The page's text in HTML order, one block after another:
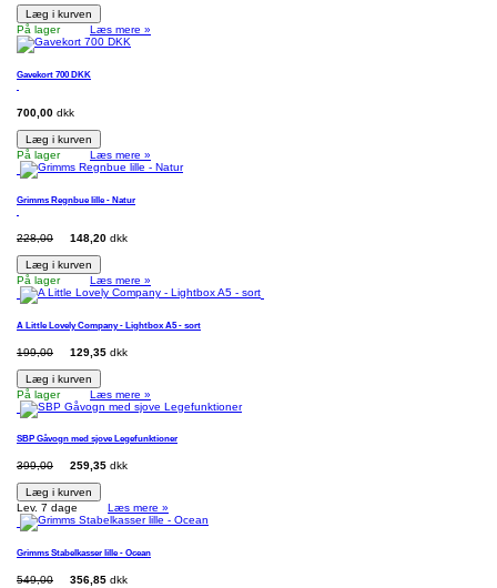
Læg i kurven
På lager
Læs mere »
Gavekort 700 DKK
700,00 dkk
Læg i kurven
På lager
Læs mere »
Grimms Regnbue lille - Natur
228,00 148,20 dkk
Læg i kurven
På lager
Læs mere »
A Little Lovely Company - Lightbox A5 - sort
199,00 129,35 dkk
Læg i kurven
På lager
Læs mere »
SBP Gåvogn med sjove Legefunktioner
399,00 259,35 dkk
Læg i kurven
Lev. 7 dage Læs mere »
Grimms Stabelkasser lille - Ocean
549,00 356,85 dkk